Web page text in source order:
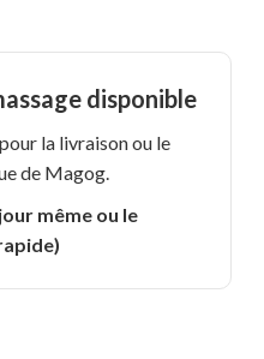
disponible
la livraison ou le
de Magog.
même ou le